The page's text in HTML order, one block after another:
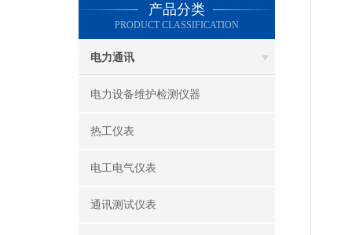
产品分类
PRODUCT CLASSIFICATION
电力通讯
电力设备维护检测仪器
热工仪表
电工电气仪表
通讯测试仪表